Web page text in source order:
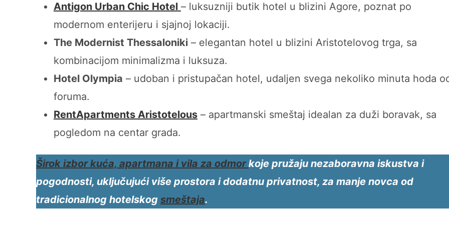
Antigon Urban Chic Hotel – luksuzniji butik hotel u blizini Agore, poznat po
modernom enterijeru i sjajnoj lokaciji.
The Modernist Thessaloniki – elegantan hotel u blizini Aristotelovog trga, sa
kombinacijom minimalizma i luksuza.
Hotel Olympia – udoban i pristupačan hotel, udaljen svega nekoliko minuta hoda
foruma.
RentApartments Aristotelous – apartmanski smeštaj idealan za duži boravak, sa
pogledom na centar grada.
Širok izbor kuća, apartmana i vila za odmorkoje pružaju nezaboravna iskustva i
pogodnosti, uključujući više prostora i dodatnu privatnost, za manje novca od
tradicionalnog hotelskog smeštaja.